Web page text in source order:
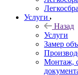
Услуги
Назад
Услуги
Замер
Монтаж,